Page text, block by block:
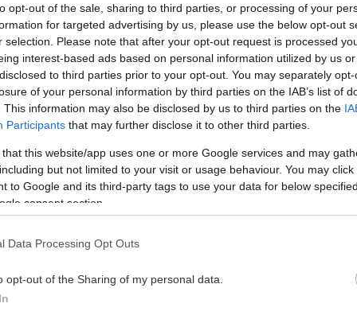
opt-out of the sale, sharing to third parties, or processing of your
for targeted advertising by us, please use the below opt-out
selection. Please note that after your opt-out request is processed
interest-based ads based on personal information utilized by us
to third parties prior to your opt-out. You may separately
of your personal information by third parties on the IAB’s list of
This information may also be disclosed by us to third parties on the
Participants that may further disclose it to other third parties.
that this website/app uses one or more Google services and may
but not limited to your visit or usage behaviour. You may
to Google and its third-party tags to use your data for below
consent section.
Data Processing Opt Outs
opt-out of the Sharing of my personal data.
ΟGeoff Eley, συγγραφέας του «Σφυρηλατώντας τη
αριστεράς», που κυκλοφόρησε πρόσφατα
την απλούστερη λύση. Δεν κρύβει την
που, για όποιον δεν είναι εξοικειωμένος με το
αυτήν την κατηγορία), αναφέρεται και στην
τη γραφή από ένα φορτισμένο για την Ελλάδα θέμα:
είναι γραμμένη η ιστορία μας. Είναι γραμμένη
να την μποϋκοτάρουμε ως ανακριβή, μεροληπτική
«από τους δικούς μας»
; Πρέπει δημόσια να την
ιδιωτική αλήθεια στέρησε από την